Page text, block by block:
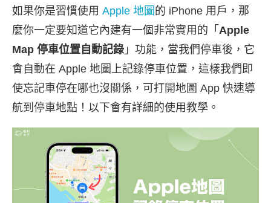
如果你是習慣使用 Apple 地圖 的 iPhone 用戶，那
麼你一定要知道它內建有一個非常實用的「 Apple
Map 停車位置自動記錄 」功能，當我們停車後，它
會自動在 Apple 地圖上記錄停車位置，這樣我們即
使忘記車停在哪也沒關係，可打開地圖 App 快速導
航到停車地點！以下會有詳細的使用教學。